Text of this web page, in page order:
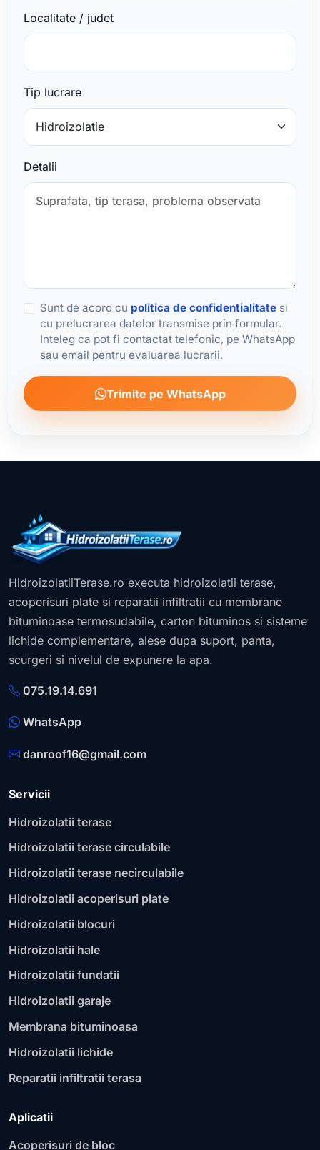
Localitate / judet
Tip lucrare
Detalii
Sunt de acord cu politica de confidentialitatesi
cu prelucrarea datelor transmise prin formular.
Inteleg ca pot fi contactat telefonic, pe WhatsApp
sau email pentru evaluarea lucrarii.
Trimite pe WhatsApp
HidroizolatiiTerase.ro executa hidroizolatii terase,
acoperisuri plate si reparatii infiltratii cu membrane
bituminoase termosudabile, carton bituminos si sisteme
lichide complementare, alese dupa suport, panta,
scurgeri si nivelul de expunere la apa.
075.19.14.691
WhatsApp
danroof16@gmail.com
Servicii
Hidroizolatii terase
Hidroizolatii terase circulabile
Hidroizolatii terase necirculabile
Hidroizolatii acoperisuri plate
Hidroizolatii blocuri
Hidroizolatii hale
Hidroizolatii fundatii
Hidroizolatii garaje
Membrana bituminoasa
Hidroizolatii lichide
Reparatii infiltratii terasa
Aplicatii
Acoperisuri de bloc